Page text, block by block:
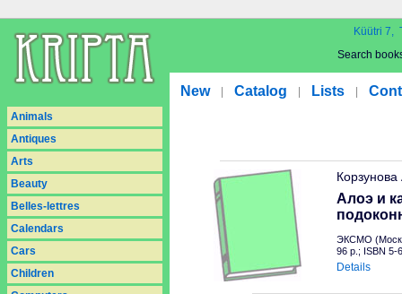
Küütri 7,
Search
New Catalog Lists
Animals
Antiques
Arts
Beauty
Belles-lettres
Calendars
Cars
Children
Алоэ и
ЭКСМО
96 p.; ISBN 5-
Details